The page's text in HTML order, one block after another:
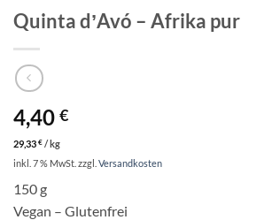
Quinta dʼAvó – Afrika pur
4,40 €
29,33 € /kg
inkl. 7 % MwSt. zzgl. Versandkosten
150 g
Vegan – Glutenfrei